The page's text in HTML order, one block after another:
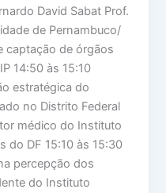
David Sabat Prof.
de Pernambuco/
captação de órgãos
14:50 às 15:10
estratégica do
no Distrito Federal
médico do Instituto
do DF 15:10 às 15:30
percepção dos
do Instituto